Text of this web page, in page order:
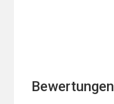
Bewertungen